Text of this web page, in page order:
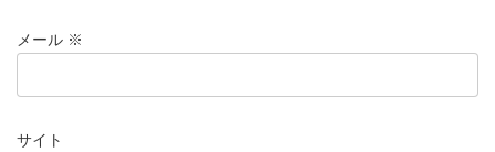
メール ※
サイト